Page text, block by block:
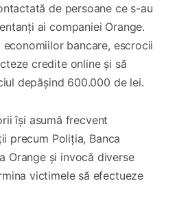
de persoane ce s-au
ai companiei Orange.
bancare, escrocii
credite online și să
depășind 600.000 de lei.
își asumă frecvent
precum Poliția, Banca
Orange și invocă diverse
victimele să efectueze